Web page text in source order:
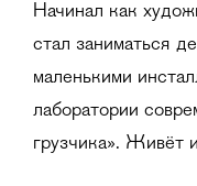
Начинал как
стал заниматься
маленькими
лаборатории
грузчика». Живёт